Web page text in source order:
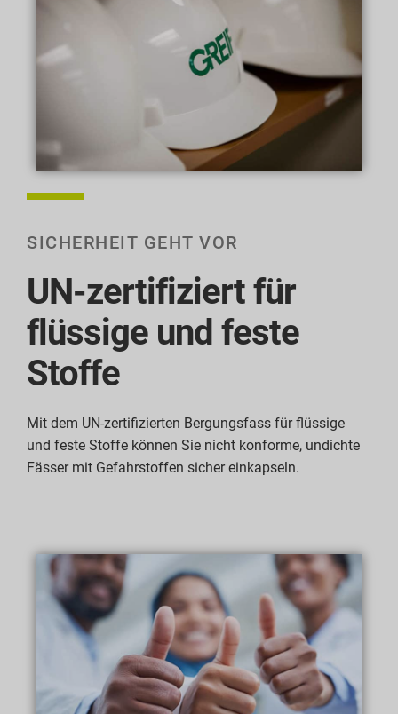
SICHERHEIT GEHT VOR
UN-zertifiziert für
flüssige und feste
Stoffe
Mit dem UN-zertifizierten Bergungsfass für flüssige
und feste Stoffe können Sie nicht konforme, undichte
Fässer mit Gefahrstoffen sicher einkapseln.